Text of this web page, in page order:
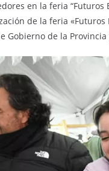
en la feria “Futuros
de la feria «Futuros
de la